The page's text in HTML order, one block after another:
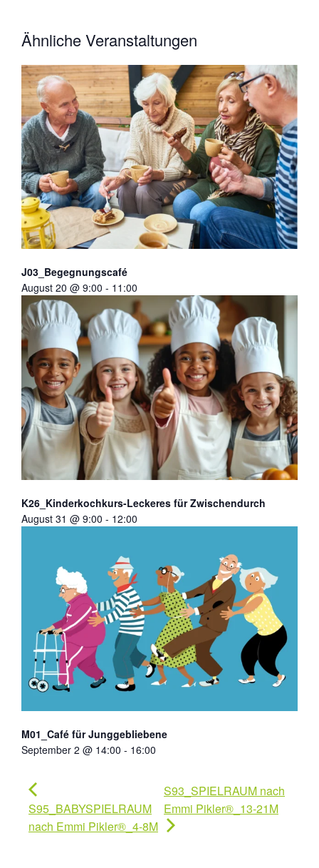
Ähnliche Veranstaltungen
J03_Begegnungscafé
August 20 @ 9:00 - 11:00
K26_Kinderkochkurs-Leckeres für Zwischendurch
August 31 @ 9:00 - 12:00
M01_Café für Junggebliebene
September 2 @ 14:00 - 16:00
S95_BABYSPIELRAUM
nach Emmi Pikler®_4-8M
S93_SPIELRAUM nach
Emmi Pikler®_13-21M